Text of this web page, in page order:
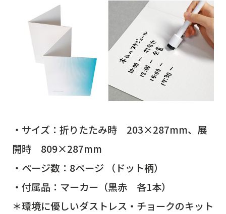
・サイズ：折りたたみ時 203×287mm、展
開時 809×287mm
・ページ数：8ページ （ドット柄）
・付属品：マーカー（黒赤 各1本）
＊環境に優しいダストレス・チョークのキット